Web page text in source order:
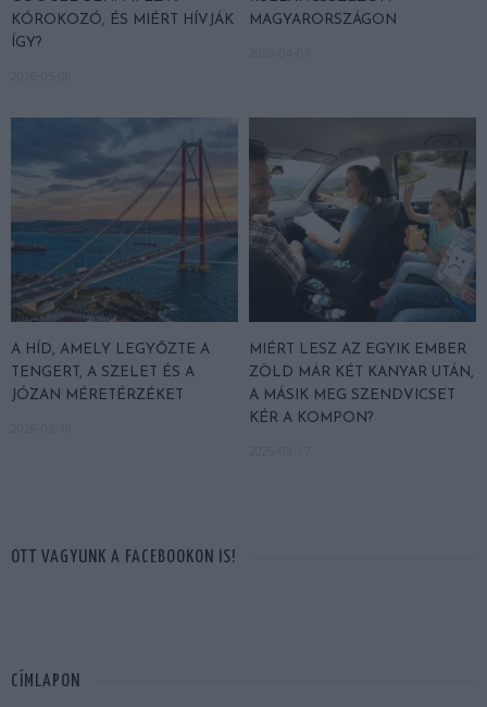
KÓROKOZÓ, ÉS MIÉRT HÍVJÁK
ÍGY?
MAGYARORSZÁGON
A HÍD, AMELY LEGYŐZTE A
TENGERT, A SZELET ÉS A
JÓZAN MÉRETÉRZÉKET
MIÉRT LESZ AZ EGYIK EMBER
ZÖLD MÁR KÉT KANYAR UTÁN,
A MÁSIK MEG SZENDVICSET
KÉR A KOMPON?
OTT VAGYUNK A FACEBOOKON IS!
CÍMLAPON